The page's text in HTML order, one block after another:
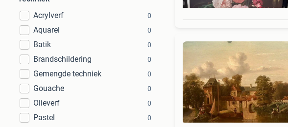
Acrylverf
0
Aquarel 0
Batik 0
Brandschildering 0
Gemengde techniek 0
Gouache 0
Olieverf 0
Pastel 0